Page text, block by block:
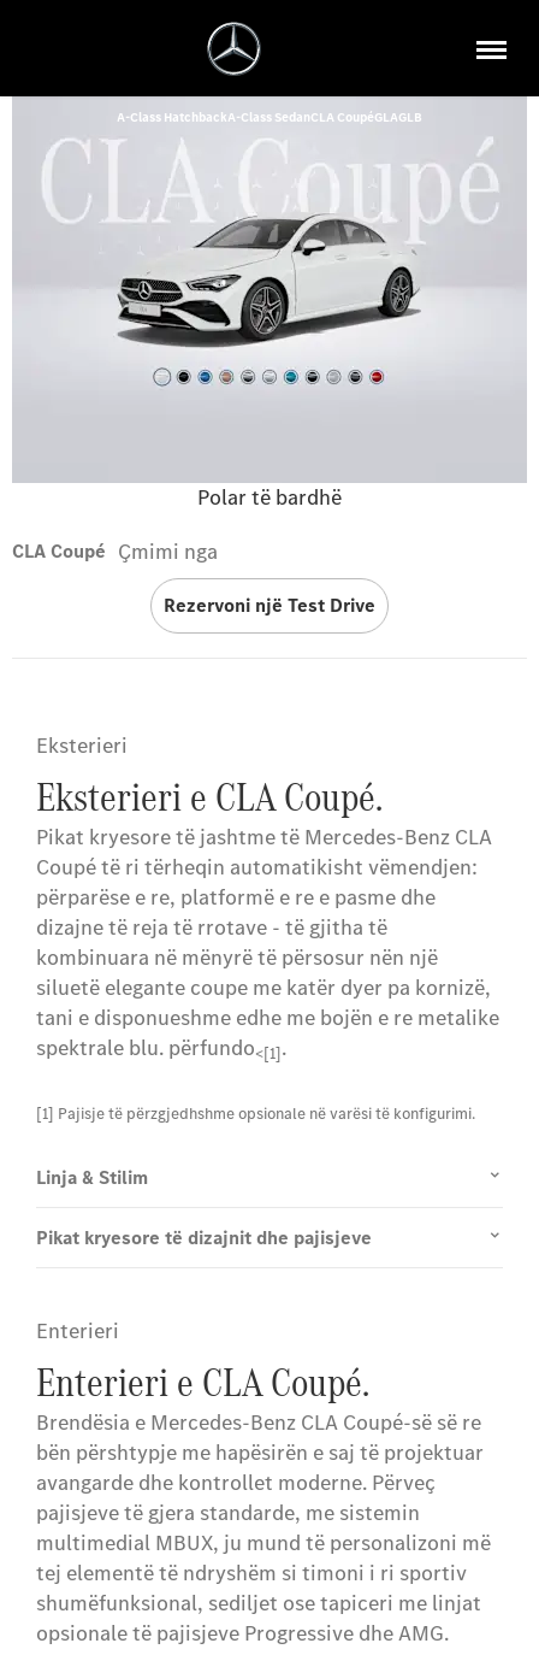
Polar të bardhë
A-Class HatchbackA-Class SedanCLA CoupéGLAGLB
CLA Coupé Çmimi nga
Rezervoni një Test Drive
Eksterieri
Eksterieri e CLA Coupé.
Pikat kryesore të jashtme të Mercedes-Benz CLA
Coupé të ri tërheqin automatikisht vëmendjen:
përparëse e re, platformë e re e pasme dhe
dizajne të reja të rrotave - të gjitha të
kombinuara në mënyrë të përsosur nën një
siluetë elegante coupe me katër dyer pa kornizë,
tani e disponueshme edhe me bojën e re metalike
spektrale blu. përfundo<[1].
[1] Pajisje të përzgjedhshme opsionale në varësi të konfigurimi.
Linja & Stilim
Pikat kryesore të dizajnit dhe pajisjeve
Enterieri
Enterieri e CLA Coupé.
Brendësia e Mercedes-Benz CLA Coupé-së së re
bën përshtypje me hapësirën e saj të projektuar
avangarde dhe kontrollet moderne. Përveç
pajisjeve të gjera standarde, me sistemin
multimedial MBUX, ju mund të personalizoni më
tej elementë të ndryshëm si timoni i ri sportiv
shumëfunksional, sediljet ose tapiceri me linjat
opsionale të pajisjeve Progressive dhe AMG.